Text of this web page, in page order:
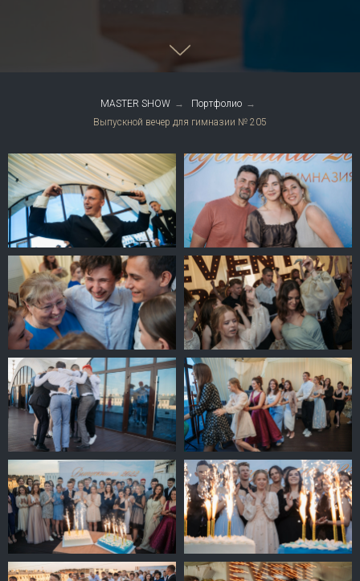
MASTER SHOW → Портфолио →
Выпускной вечер для гимназии № 205